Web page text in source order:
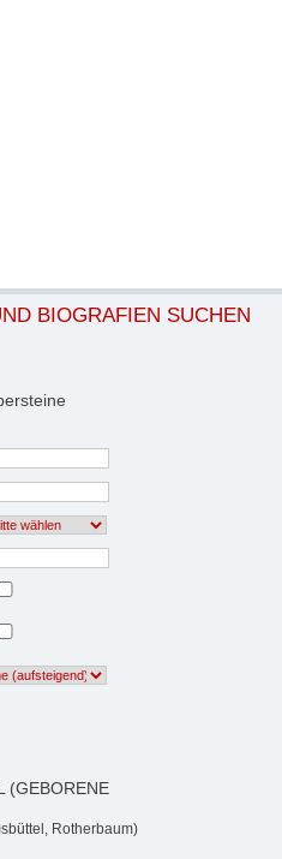
BIOGRAFIEN SUCHEN
(GEBORENE
Rotherbaum)